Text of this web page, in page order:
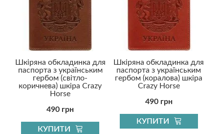
Шкіряна обкладинка для
паспорта з українським
гербом (світло-
коричнева) шкіра Crazy
Horse
490 грн
КУПИТИ
Шкіряна обкладинка для
паспорта з українським
гербом (коралова) шкіра
Crazy Horse
490 грн
КУПИТИ